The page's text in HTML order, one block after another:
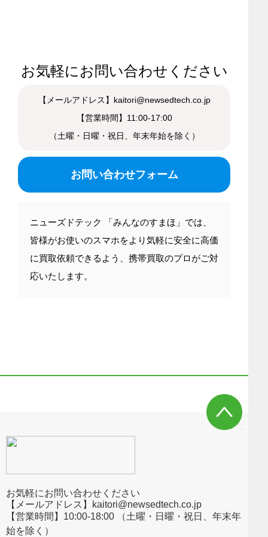
お気軽にお問い合わせください
【メールアドレス】kaitori@newsedtech.co.jp
【営業時間】11:00-17:00
（土曜・日曜・祝日、年末年始を除く）
お問い合わせフォーム
ニューズドテック 「みんなのすまほ」では、
皆様がお使いのスマホをより気軽に安全に高価
に買取依頼できるよう、携帯買取のプロがご対
応いたします。
お気軽にお問い合わせください
【メールアドレス】kaitori@newsedtech.co.jp
【営業時間】10:00-18:00 （土曜・日曜・祝日、年末年
始を除く）